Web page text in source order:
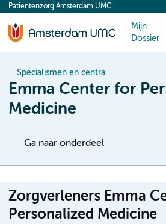
content
Patiëntenzorg Amsterdam UMC
Mijn
Dossier
Specialismen en centra
Emma Center for
Medicine
Ga naar onderdeel
Zorgverleners Emma
Personalized Medicine